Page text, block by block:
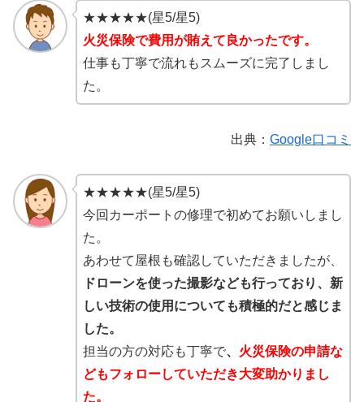
★★★★★(星5/星5)
火災保険で費用が賄えて良かったです。
仕事も丁寧で流れもスムーズに完了しまし
た。
出典： Google口コミ
★★★★★(星5/星5)
今回カーポートの修理で初めてお願いしまし
た。
あわせて屋根も確認していただきましたが、
ドローンを使った撮影なども行っており、新
しい技術の使用についても積極的だと感じま
した。
担当の方の対応も丁寧で、 火災保険の申請な
どもフォローしていただき大変助かりまし
た。